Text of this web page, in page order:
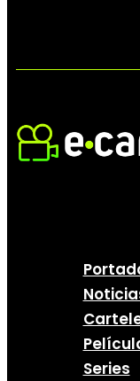
Series